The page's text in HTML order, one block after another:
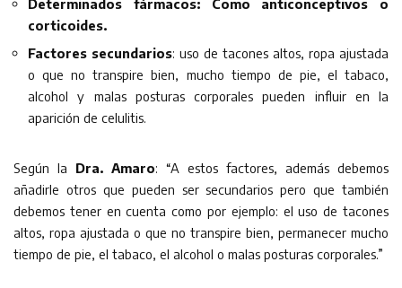
Determinados fármacos: Como anticonceptivos o
corticoides.
Factores secundarios: uso de tacones altos, ropa ajustada
o que no transpire bien, mucho tiempo de pie, el tabaco,
alcohol y malas posturas corporales pueden influir en la
aparición de celulitis.
Según la Dra. Amaro: “A estos factores, además debemos
añadirle otros que pueden ser secundarios pero que también
debemos tener en cuenta como por ejemplo: el uso de tacones
altos, ropa ajustada o que no transpire bien, permanecer mucho
tiempo de pie, el tabaco, el alcohol o malas posturas corporales.”